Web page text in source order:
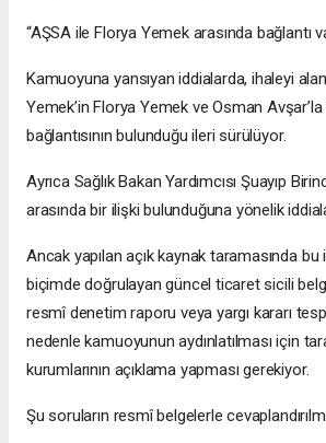
“AŞSA ile Florya Yemek arasında bağlantı
Kamuoyuna yansıyan iddialarda, ihaleyi
Yemek’in Florya Yemek ve Osman
bağlantısının bulunduğu ileri sürülüyor.
Ayrıca Sağlık Bakan Yardımcısı Şuayıp
arasında bir ilişki bulunduğuna yönelik
Ancak yapılan açık kaynak taramasında bu
biçimde doğrulayan güncel ticaret sicili
resmî denetim raporu veya yargı kararı
nedenle kamuoyunun aydınlatılması için
kurumlarının açıklama yapması gerekiyor.
Şu soruların resmî belgelerle